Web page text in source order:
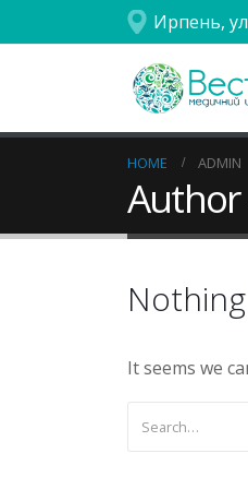
Ирпень,
HOME ADMIN
It seems we